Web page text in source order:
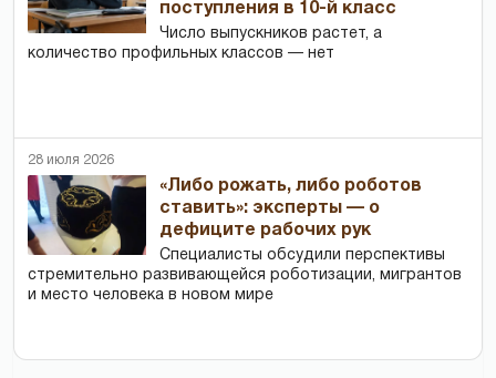
поступления в 10-й класс
Число выпускников растет, а
количество профильных классов — нет
28 июля 2026
«Либо рожать, либо роботов
ставить»: эксперты — о
дефиците рабочих рук
Специалисты обсудили перспективы
стремительно развивающейся роботизации, мигрантов
и место человека в новом мире